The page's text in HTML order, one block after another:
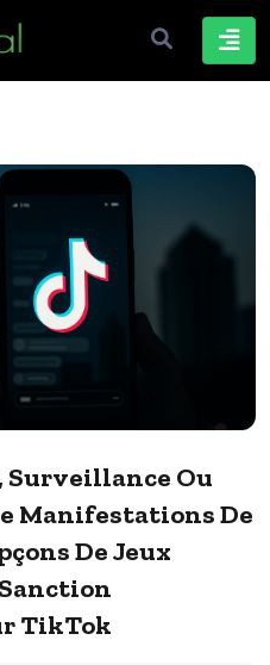
Surveillance Ou
Manifestations De
De Jeux
TikTok